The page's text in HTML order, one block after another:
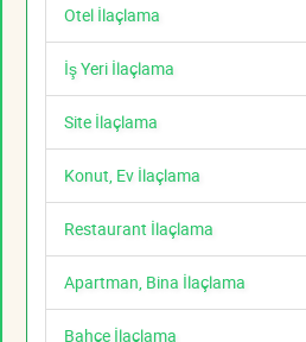
Otel İlaçlama
İş Yeri İlaçlama
Site İlaçlama
Konut, Ev İlaçlama
Restaurant İlaçlama
Apartman, Bina İlaçlama
Bahçe İlaçlama